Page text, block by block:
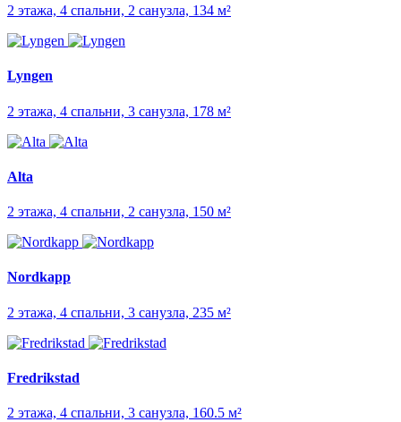
2 этажа, 4 спальни, 2 санузла, 134 м²
Lyngen
2 этажа, 4 спальни, 3 санузла, 178 м²
Alta
2 этажа, 4 спальни, 2 санузла, 150 м²
Nordkapp
2 этажа, 4 спальни, 3 санузла, 235 м²
Fredrikstad
2 этажа, 4 спальни, 3 санузла, 160.5 м²